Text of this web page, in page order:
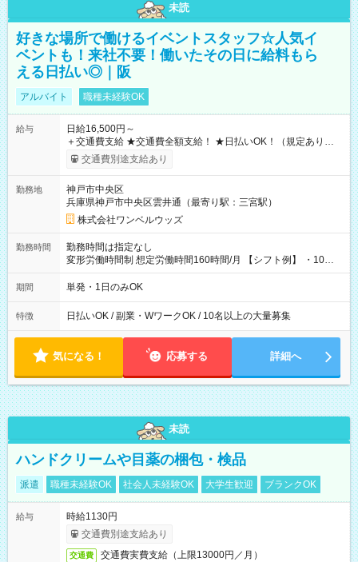
未読
好きな場所で働けるイベントスタッフ☆人気イ
ベントも！来社不要！働いたその日に給料もら
える日払い◎｜阪
アルバイト 職種未経験OK
給与
日給16,500円～
＋交通費支給 ★交通費全額支給！ ★日払いOK！（規定あり） ┗
働いたその日に現金GET♪ お仕事後はコンビニATMから 日払
交通費別途支給あり
勤務地
神戸市中央区
兵庫県神戸市中央区雲井通（最寄り駅：三宮駅）
株式会社ワンベルウッズ
勤務時間
勤務時間は指定なし
変形労働時間制 想定労働時間160時間/月 【シフト例】 ・10：
00～20：00
期間 単発・1日のみOK
特徴 日払いOK / 副業・WワークOK / 10名以上の大量募集
気になる！ 応募する 詳細へ
未読
ハンドクリームや目薬の梱包・検品
派遣 職種未経験OK 社会人未経験OK 大学生歓迎 ブランクOK
給与
時給1130円
交通費別途支給あり
交通費 交通費実費支給（上限13000円／月）